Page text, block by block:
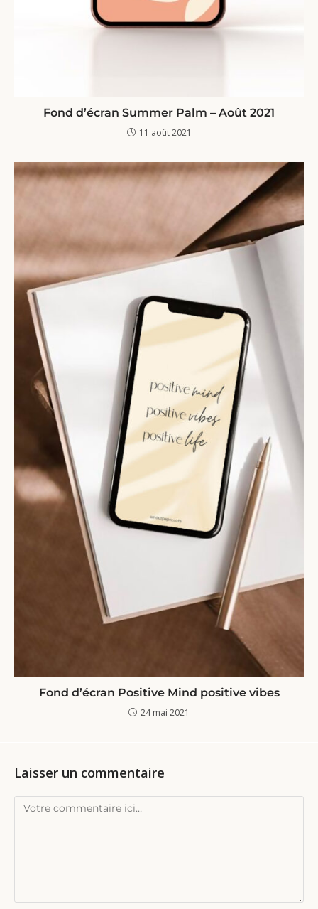
Fond d’écran Summer Palm – Août 2021
11 août 2021
Fond d’écran Positive Mind positive vibes
24 mai 2021
Laisser un commentaire